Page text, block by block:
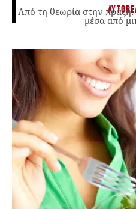
Από τη θεωρία στην
μέσα από